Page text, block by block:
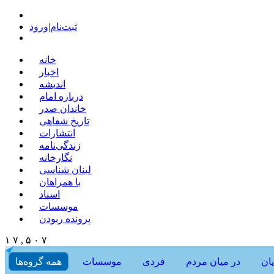
ثبت‌نام|ورود
خانه
اخبار
اندیشه
درباره امام
خاندان صدر
تاریخ شفاهی
انتشارات
زندگی‌نامه
نگارخانه
لبنان شناسی
با همراهان
اسناد
موسسات
پرونده ربودن
۱ ۷ , ۵ ۰ ۷
همه گروه‌ها موسسات فردی در میان مردم